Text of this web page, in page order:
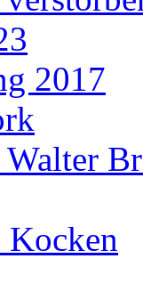
2017
Kocken